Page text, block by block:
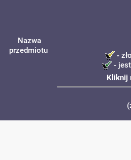
Nazwa
przedmiotu
-
-
Kliknij